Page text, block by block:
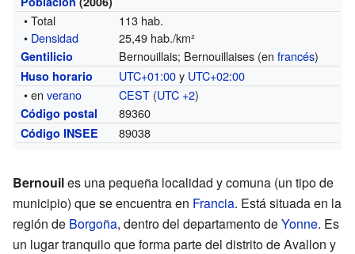
• Total
113 hab.
• Densidad 25,49 hab./km²
Gentilicio Bernouillais; Bernouillaises (enfrancés)
Huso horario UTC+01:00y UTC+02:00
• enverano CEST (UTC +2)
Código postal 89360
Código INSEE 89038
Bernouiles una pequeña localidad y comuna (un tipo de
municipio) que se encuentra en Francia. Está situada en la
región de Borgoña, dentro del departamento deYonne. Es
un lugar tranquilo que forma parte del distrito de Avallon y